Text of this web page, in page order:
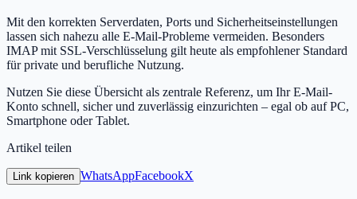
Mit den korrekten Serverdaten, Ports und Sicherheitseinstellungen
lassen sich nahezu alle E-Mail-Probleme vermeiden. Besonders
IMAP mit SSL-Verschlüsselung gilt heute als empfohlener Standard
für private und berufliche Nutzung.
Nutzen Sie diese Übersicht als zentrale Referenz, um Ihr E-Mail-
Konto schnell, sicher und zuverlässig einzurichten – egal ob auf PC,
Smartphone oder Tablet.
Artikel teilen
Link kopieren WhatsAppFacebookX